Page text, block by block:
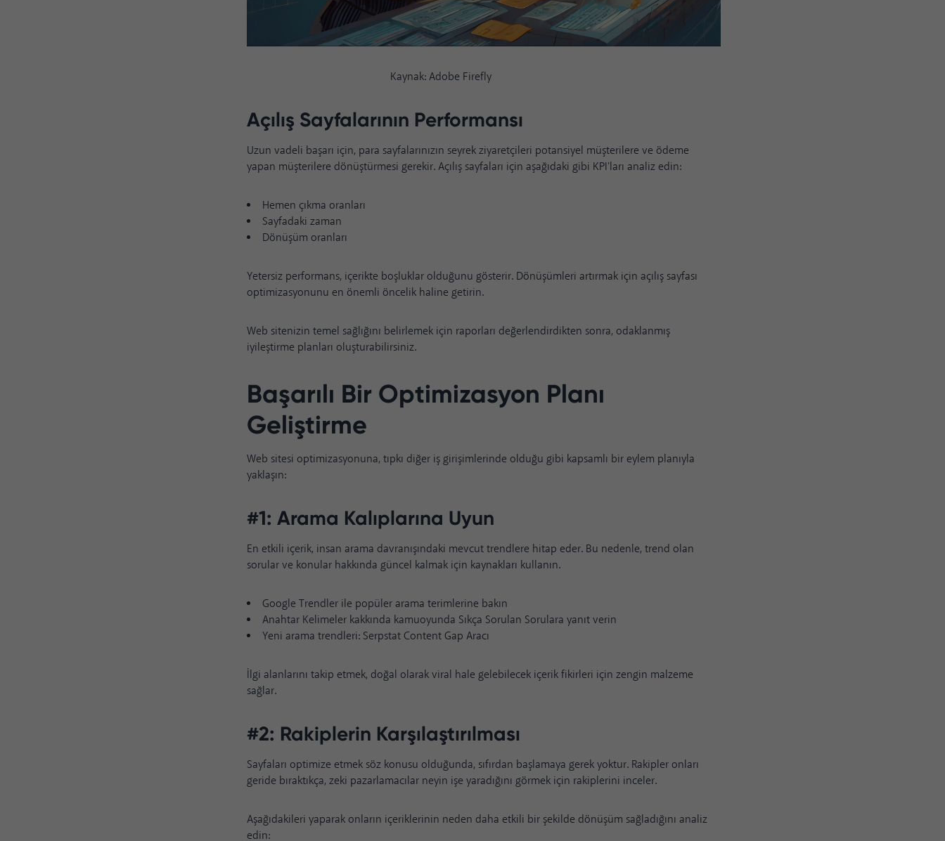
Kaynak: Adobe Firefly
Açılış Sayfalarının Performansı
Uzun vadeli başarı için, para sayfalarınızın seyrek ziyaretçileri potansiyel müşterilere ve ödeme
yapan müşterilere dönüştürmesi gerekir. Açılış sayfaları için aşağıdaki gibi KPI'ları analiz edin:
Hemen çıkma oranları
Sayfadaki zaman
Dönüşüm oranları
Yetersiz performans, içerikte boşluklar olduğunu gösterir. Dönüşümleri artırmak için açılış sayfası
optimizasyonunu en önemli öncelik haline getirin.
Web sitenizin temel sağlığını belirlemek için raporları değerlendirdikten sonra, odaklanmış
iyileştirme planları oluşturabilirsiniz.
Başarılı Bir Optimizasyon Planı
Geliştirme
Web sitesi optimizasyonuna, tıpkı diğer iş girişimlerinde olduğu gibi kapsamlı bir eylem planıyla
yaklaşın:
#1: Arama Kalıplarına Uyun
En etkili içerik, insan arama davranışındaki mevcut trendlere hitap eder. Bu nedenle, trend olan
sorular ve konular hakkında güncel kalmak için kaynakları kullanın.
Google Trendler ile popüler arama terimlerine bakın
Anahtar Kelimeler kakkında kamuoyunda Sıkça Sorulan Sorulara yanıt verin
Yeni arama trendleri: Serpstat Content Gap Aracı
İlgi alanlarını takip etmek, doğal olarak viral hale gelebilecek içerik fikirleri için zengin malzeme
sağlar.
#2: Rakiplerin Karşılaştırılması
Sayfaları optimize etmek söz konusu olduğunda, sıfırdan başlamaya gerek yoktur. Rakipler onları
geride bıraktıkça, zeki pazarlamacılar neyin işe yaradığını görmek için rakiplerini inceler.
Aşağıdakileri yaparak onların içeriklerinin neden daha etkili bir şekilde dönüşüm sağladığını analiz
edin: